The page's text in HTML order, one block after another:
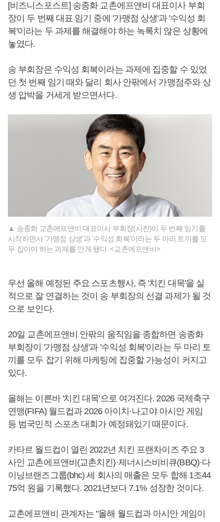
[비즈니스포스트] 송종화 교촌에프앤비 대표이사 부회
장이 두 번째 대표 임기 중에 '가맹점 상생'과 '수익성 회
복'이라는 두 과제를 해결해야 하는 녹록치 않은 상황에
놓였다.
송 부회장은 수익성 회복이라는 과제에 집중할 수 있었
던 첫 번째 임기 때와 달리 회사 안팎에서 가맹점주와 상
생 압박을 거세게 받으면서다.
▲ 송종화 교촌에프앤비 대표이사 부회장(사진)이 두 번째 임기를
시작하면서 '가맹점 상생'과 '수익성 회복'이라는 두 마리 토끼를 모
두 잡아야 하는 과제를 안게 됐다. <교촌에프앤비>
우선 올해 예정된 주요 스포츠행사, 즉 '치킨 대목'을 실
적으로 잘 연결하는 것이 송 부회장의 선결 과제가 될 것
으로 보인다.
20일 교촌에프앤비 안팎의 움직임을 종합하면 송종화
부회장이 '가맹점 상생'과 '수익성 회복'이라는 두 마리 토
끼를 모두 잡기 위해 마케팅에 집중할 가능성이 커지고
있다.
올해는 이른바 '치킨 대목'으로 여겨진다. 2026 국제축구
연맹(FIFA) 월드컵과 2026 아이치·나고야 아시안 게임
등 범국민적 스포츠 대회가 예정돼있기 때문이다.
카타르 월드컵이 열린 2022년 치킨 프랜차이즈 주요 3
사인 교촌에프앤비(교촌치킨)·제너시스비비큐(BBQ)·다
이닝브랜즈그룹(bhc) 세 회사의 매출은 모두 합해 1조44
75억 원을 기록했다. 2021년보다 7.1% 성장한 것이다.
교촌에프앤비 관계자는 "올해 월드컵과 아시안 게임이